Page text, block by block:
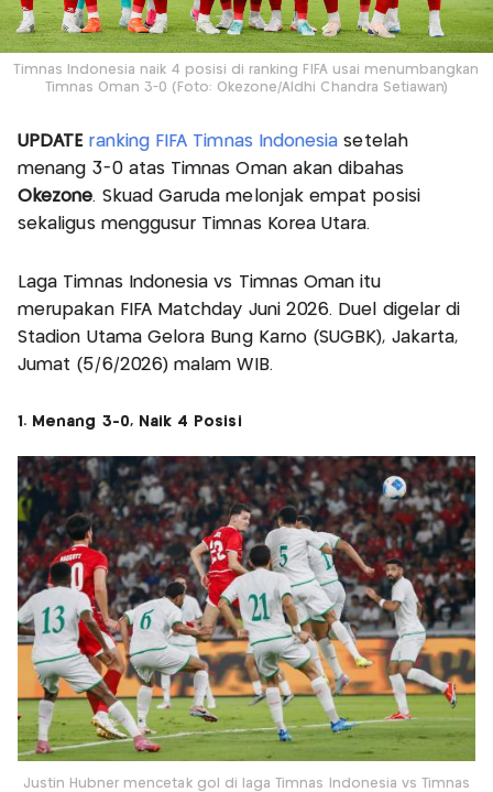
Timnas Indonesia naik 4 posisi di ranking FIFA usai menumbangkan
Timnas Oman 3-0 (Foto: Okezone/Aldhi Chandra Setiawan)
UPDATE ranking FIFA Timnas Indonesia setelah
menang 3-0 atas Timnas Oman akan dibahas
Okezone. Skuad Garuda melonjak empat posisi
sekaligus menggusur Timnas Korea Utara.
Laga Timnas Indonesia vs Timnas Oman itu
merupakan FIFA Matchday Juni 2026. Duel digelar di
Stadion Utama Gelora Bung Karno (SUGBK), Jakarta,
Jumat (5/6/2026) malam WIB.
1. Menang 3-0, Naik 4 Posisi
Justin Hubner mencetak gol di laga Timnas Indonesia vs Timnas